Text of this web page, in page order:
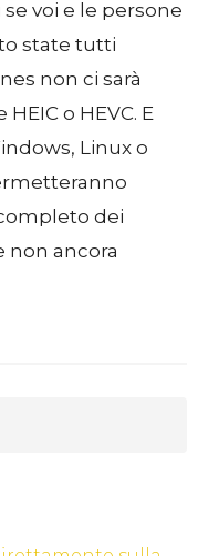
voi e le persone
state tutti
non ci sarà
o HEVC. E
Linux o
dei
non ancora